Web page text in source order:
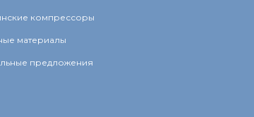
компрессоры
материалы
предложения